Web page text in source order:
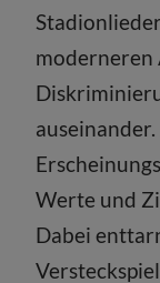
moderneren
Werte und
Dabei